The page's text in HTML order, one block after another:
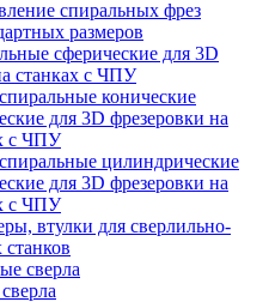
спиральных фрез
размеров
сферические для 3D
станках с ЧПУ
конические
для 3D фрезеровки на
с ЧПУ
цилиндрические
для 3D фрезеровки на
с ЧПУ
втулки для сверлильно-
сверла